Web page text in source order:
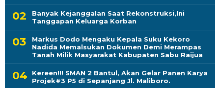
Banyak Kejanggalan Saat Rekonstruksi,Ini
Tanggapan Keluarga Korban
Markus Dodo Mengaku Kepala Suku Kekoro
Nadida Memalsukan Dokumen Demi Merampas
Tanah Milik Masyarakat Kabupaten Sabu Raijua
Kereen!!! SMAN 2 Bantul, Akan Gelar Panen Karya
Projek#3 P5 di Sepanjang Jl. Maliboro.